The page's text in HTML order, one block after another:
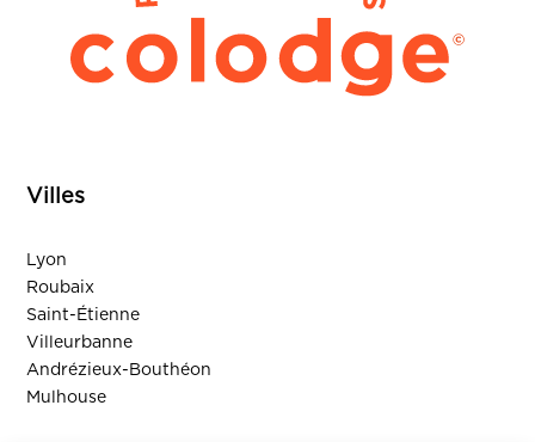
Villes
Lyon
Roubaix
Saint-Étienne
Villeurbanne
Andrézieux-Bouthéon
Mulhouse